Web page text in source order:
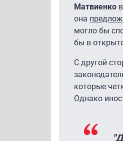
Матвиенко
она
могло бы
бы в
С другой
которые
Однако